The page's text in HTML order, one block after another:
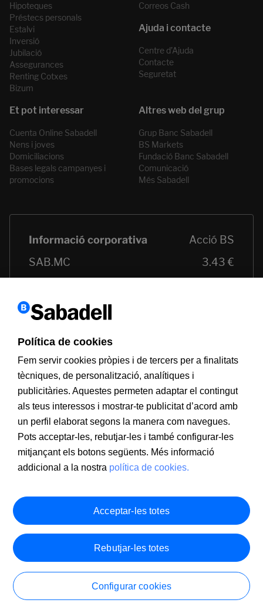
Hipoteques
Préstecs personals
Estalvi
Inversió
Jubilació
Assegurances
Renting Cotxes
Bizum
Correos Cash
Centre d’Ajuda
Contacte
Seguretat
Cuenta Online Sabadell
Nens i joves
Domiciliacions
Bases legals campanyes i
promocions
Grup Banc Sabadell
BS Markets
Fundació Banc Sabadell
Comunicació
Més Sabadell
Política de cookies
Fem servir cookies pròpies i de tercers per a finalitats
tècniques, de personalització, analítiques i
publicitàries. Aquestes permeten adaptar el contingut
als teus interessos i mostrar-te publicitat d’acord amb
un perfil elaborat segons la manera com navegues.
Pots acceptar-les, rebutjar-les i també configurar-les
mitjançant els botons següents. Més informació
addicional a la nostra política de cookies.
Configurar cookies
Rebutjar-les totes
Acceptar-les totes